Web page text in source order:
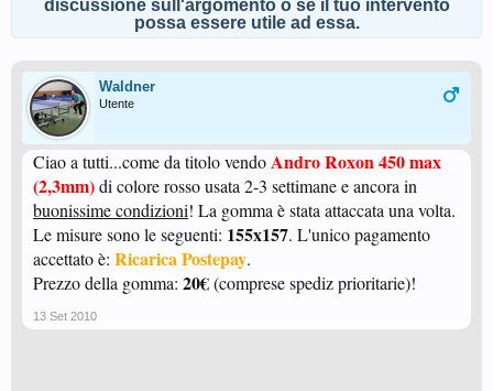
discussione sull'argomento o se il tuo intervento
possa essere utile ad essa.
Waldner
Utente
Ciao a tutti...come da titolo vendoAndro Roxon 450 max
(2,3mm)di colore rosso usata 2-3 settimane e ancora in
buonissime condizioni! La gomma è stata attaccata una volta.
Le misure sono le seguenti: 155x157. L'unico pagamento
accettato è: Ricarica Postepay.
Prezzo della gomma: 20€(comprese spediz prioritarie)!
13 Set 2010